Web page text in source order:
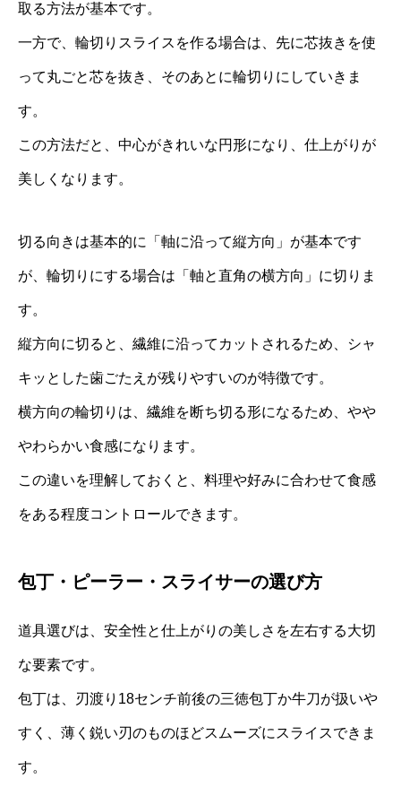
取る方法が基本です。
一方で、輪切りスライスを作る場合は、先に芯抜きを使
って丸ごと芯を抜き、そのあとに輪切りにしていきま
す。
この方法だと、中心がきれいな円形になり、仕上がりが
美しくなります。
切る向きは基本的に「軸に沿って縦方向」が基本です
が、輪切りにする場合は「軸と直角の横方向」に切りま
す。
縦方向に切ると、繊維に沿ってカットされるため、シャ
キッとした歯ごたえが残りやすいのが特徴です。
横方向の輪切りは、繊維を断ち切る形になるため、やや
やわらかい食感になります。
この違いを理解しておくと、料理や好みに合わせて食感
をある程度コントロールできます。
包丁・ピーラー・スライサーの選び方
道具選びは、安全性と仕上がりの美しさを左右する大切
な要素です。
包丁は、刃渡り18センチ前後の三徳包丁か牛刀が扱いや
すく、薄く鋭い刃のものほどスムーズにスライスできま
す。